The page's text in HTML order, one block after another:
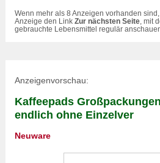
Wenn mehr als 8 Anzeigen vorhanden
Anzeige den Link Zur nächsten Seite , mit
gebrauchte Lebensmittel regulär
Anzeigenvorschau:
Kaffeepads
endlich ohne Einzelver
Neuware